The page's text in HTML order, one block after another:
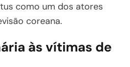
como um dos atores
coreana.
às vítimas de